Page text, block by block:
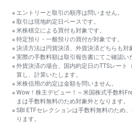
エントリーと取引の順序は問いません。
取引は現地約定日ベースです。
米株積立による買付も対象です。
特定預り・一般預りの買付が対象です。
決済方法は円貨決済、外貨決済どちらも対
実際の手数料額は取引報告書にてご確認い
外貨決済の場合、国内約定日のTTSレート
算し、計算いたします。
米株信用の約定は金額を問いません。
Wow！株主デビュー！～米国株式手数料
まは手数料無料のため対象外となります。
SBI ETFセレクションは手数料無料のため
ります。